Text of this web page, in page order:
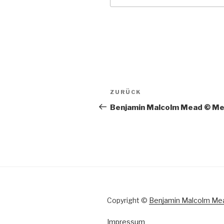
Beitragsnavigation
Vorheriger
Beitrag
ZURÜCK
Benjamin Malcolm Mead ©
Copyright © Benjamin Malcolm
Impressum